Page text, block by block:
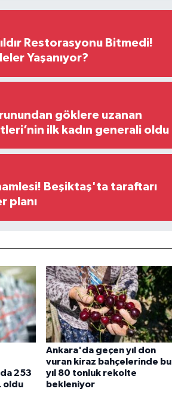
Restorasyonu Bitmedi!
Yaşanıyor?
göklere uzanan
ilk kadın generali oldu
Beşiktaş'ta taraftarı
planı
253
oldu
Ankara'da geçen yıl don
vuran kiraz bahçelerinde bu
yıl 80 tonluk rekolte
bekleniyor